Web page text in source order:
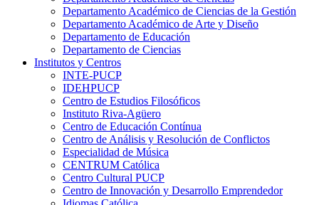
Departamento Académico de Ciencias de la Gestión
Departamento Académico de Arte y Diseño
Departamento de Educación
Departamento de Ciencias
Institutos y Centros
INTE-PUCP
IDEHPUCP
Centro de Estudios Filosóficos
Instituto Riva-Agüero
Centro de Educación Contínua
Centro de Análisis y Resolución de Conflictos
Especialidad de Música
CENTRUM Católica
Centro Cultural PUCP
Centro de Innovación y Desarrollo Emprendedor